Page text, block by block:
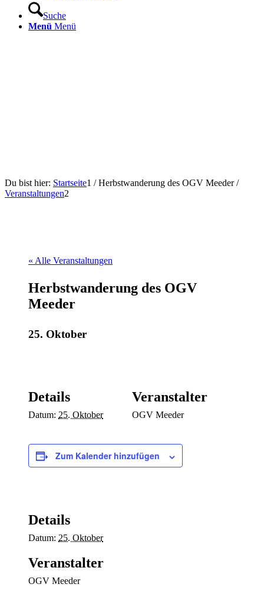
Suche
Menü Menü
Du bist hier: Startseite1 / Herbstwanderung des OGV Meeder /
Veranstaltungen2
« Alle Veranstaltungen
Herbstwanderung des OGV
Meeder
25. Oktober
Details
Datum: 25. Oktober
Veranstalter
OGV Meeder
Zum Kalender hinzufügen
Details
Datum: 25. Oktober
Veranstalter
OGV Meeder